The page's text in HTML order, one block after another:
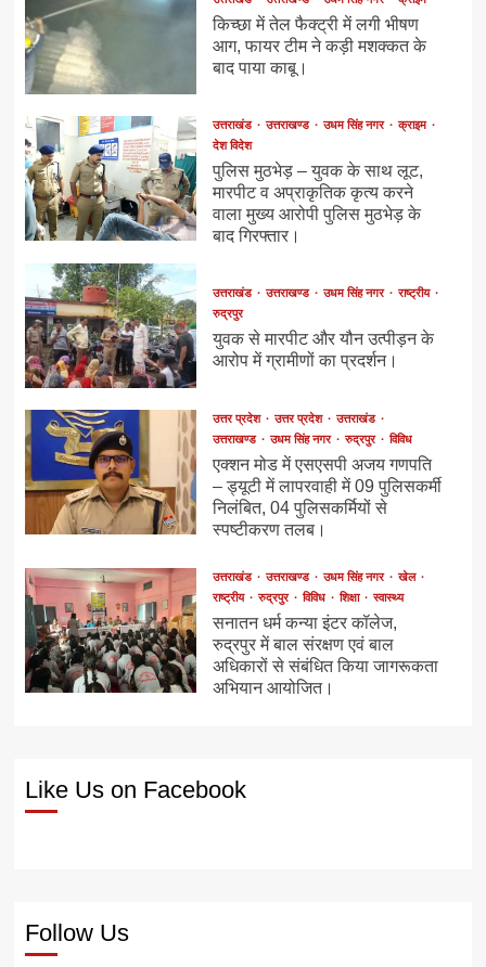
किच्छा में तेल फैक्ट्री में लगी भीषण
आग, फायर टीम ने कड़ी मशक्कत के
बाद पाया काबू।
उत्तराखंड उत्तराखण्ड उधम सिंह नगर
क्राइम
देश विदेश
पुलिस मुठभेड़ – युवक के साथ लूट,
मारपीट व अप्राकृतिक कृत्य करने
वाला मुख्य आरोपी पुलिस मुठभेड़ के
बाद गिरफ्तार।
उत्तराखंड उत्तराखण्ड उधम सिंह नगर
राष्ट्रीय
रुद्रपुर
युवक से मारपीट और यौन उत्पीड़न के
आरोप में ग्रामीणों का प्रदर्शन।
उत्तर प्रदेश उत्तर प्रदेश
उत्तराखंड
उत्तराखण्ड
उधम सिंह नगर रुद्रपुर विविध
एक्शन मोड में एसएसपी अजय गणपति
– ड्यूटी में लापरवाही में 09 पुलिसकर्मी
निलंबित, 04 पुलिसकर्मियों से
स्पष्टीकरण तलब।
उत्तराखंड उत्तराखण्ड उधम सिंह नगर
खेल
राष्ट्रीय
रुद्रपुर विविध शिक्षा स्वास्थ्य
सनातन धर्म कन्या इंटर कॉलेज,
रुद्रपुर में बाल संरक्षण एवं बाल
अधिकारों से संबंधित किया जागरूकता
अभियान आयोजित।
Like Us on Facebook
Follow Us